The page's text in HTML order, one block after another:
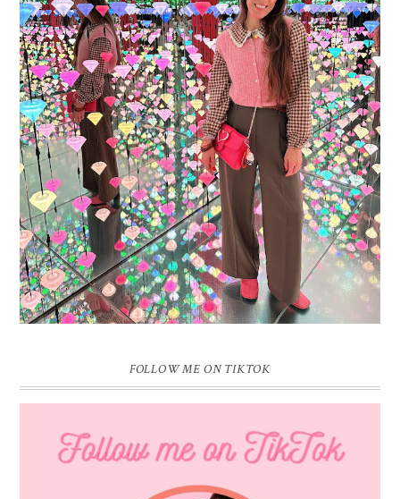
16 JAAR SPRINKLES ON A CUPCAKE
Vandaag is het weer zo’n moment waarop ik even bewust op de
pauzeknop duw, want Sprinkles on a Cupcake bestaat 16 jaar. Zestien.
Dat blijft ...
FOLLOW ME ON TIKTOK